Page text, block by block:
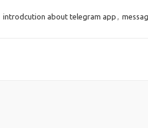
introdcution about telegram app ,